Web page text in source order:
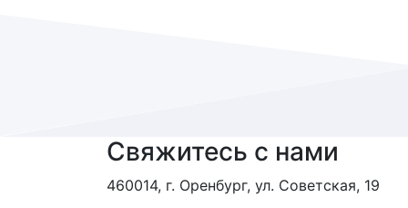
Свяжитесь с нами
460014, г. Оренбург, ул. Советская, 19